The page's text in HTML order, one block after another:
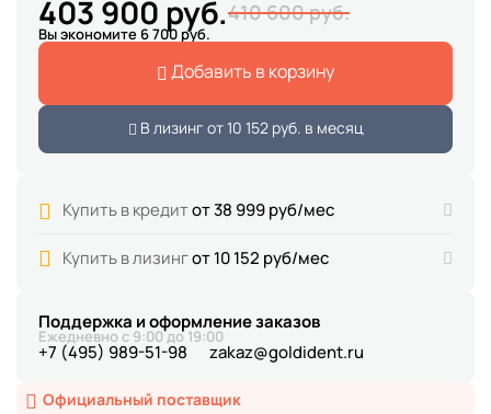
Официальный поставщик
403 900 руб.410 600 руб.
Вы экономите 6 700 руб.
Добавить в корзину
В лизинг от10 152 руб. в месяц
Купить в кредитот 38 999 руб/мес
Купить в лизингот 10 152 руб/мес
Поддержка и оформление заказов
Ежедневно с 9:00 до 19:00
+7 (495) 989-51-98 zakaz@goldident.ru